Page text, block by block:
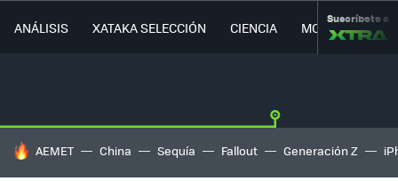
ANÁLISIS XATAKA SELECCIÓN CIENCIA MOVILIDAD
Suscríbete a
HOY SE HABLA DE
AEMET China Sequía Fallout Generación Z